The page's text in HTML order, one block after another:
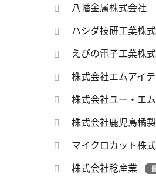
八幡金属株式会社
ハシダ技研工業株
えびの電子工業株
株式会社エムアイテ
株式会社ユー・エ
株式会社鹿児島橘
マイクロカット株
株式会社稔産業